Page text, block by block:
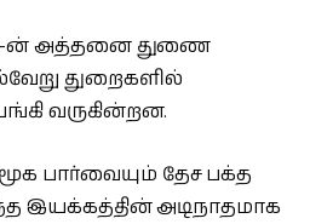
ன் அத்தனை துணை
துறைகளில்
வருகின்றன.
பார்வையும் தேச பக்த
இயக்கத்தின் அடிநாதமாக